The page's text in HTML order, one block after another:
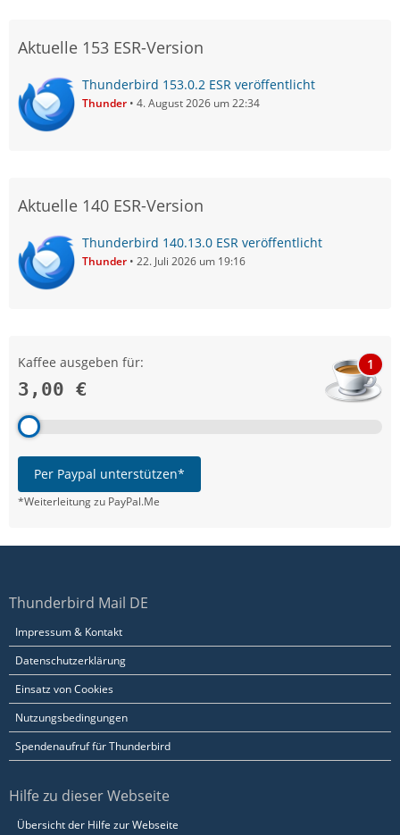
Aktuelle 153 ESR-Version
Thunderbird 153.0.2 ESR veröffentlicht
Thunder 4. August 2026 um 22:34
Aktuelle 140 ESR-Version
Thunderbird 140.13.0 ESR veröffentlicht
Thunder 22. Juli 2026 um 19:16
Kaffee ausgeben für:
3,00 €
1
Per Paypal unterstützen*
*Weiterleitung zu PayPal.Me
Thunderbird Mail DE
Impressum & Kontakt
Datenschutzerklärung
Einsatz von Cookies
Nutzungsbedingungen
Spendenaufruf für Thunderbird
Hilfe zu dieser Webseite
Übersicht der Hilfe zur Webseite